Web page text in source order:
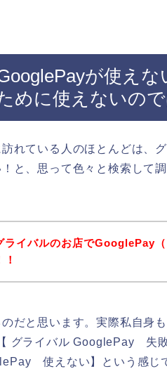
が使えな
めに使えないので
れている人のほとんどは、
と、思って色々と検索して
ライバルのお店でGooglePay
だと思います。実際私自身
グライバル GooglePay 失
使えない】という感じ